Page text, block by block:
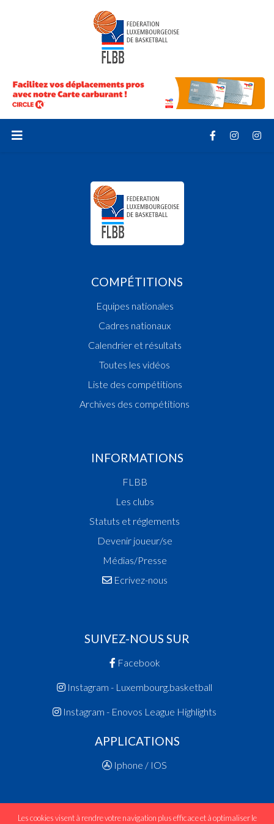
COMPÉTITIONS
Equipes nationales
Cadres nationaux
Calendrier et résultats
Toutes les vidéos
Liste des compétitions
Archives des compétitions
INFORMATIONS
FLBB
Les clubs
Statuts et réglements
Devenir joueur/se
Médias/Presse
Ecrivez-nous
SUIVEZ-NOUS SUR
Facebook
Instagram - Luxembourg.basketball
Instagram - Enovos League Highlights
APPLICATIONS
Iphone / IOS
Les cookies visent à rendre votre navigation plus efficace et à optimaliser le